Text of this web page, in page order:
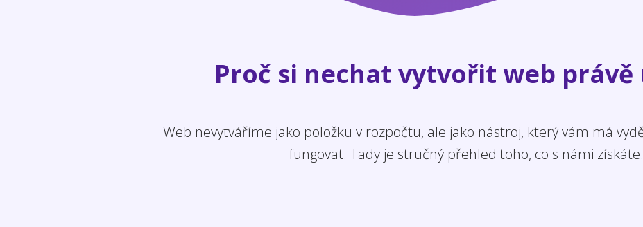
Proč si nechat vytvořit web právě
Web nevytváříme jako položku v rozpočtu, ale jako nástroj, který vám má
fungovat. Tady je stručný přehled toho, co s námi získáte.